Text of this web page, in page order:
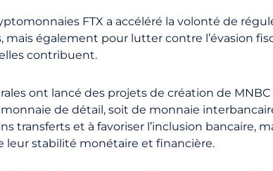
FTX a accéléré la volonté de
également pour lutter contre l’évasion
contribuent.
ont lancé des projets de création de
de détail, soit de monnaie
transferts et à favoriser l’inclusion bancaire,
leur stabilité monétaire et financière.